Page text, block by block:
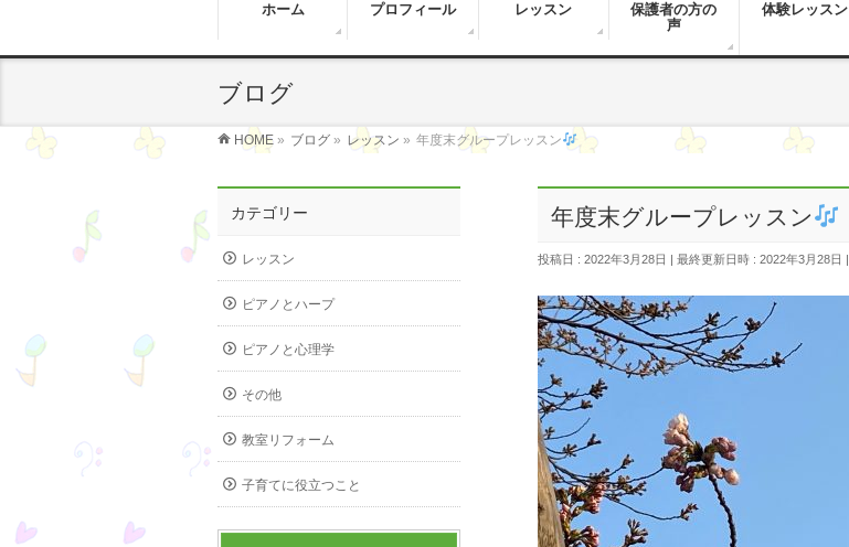
ホーム プロフィール レッスン
保護者の方の
声
体験レッスン
ブログ
HOME » ブログ » レッスン » 年度末グループレッスン
年度末グループレッスン
投稿日 : 2022年3月28日 最終更新日時 : 2022年3月28日
カテゴリー
レッスン
ピアノとハープ
ピアノと心理学
その他
教室リフォーム
子育てに役立つこと